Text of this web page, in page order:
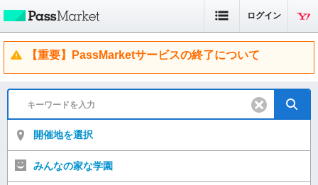
ログイン
【重要】PassMarketサービスの終了について
開催地を選択
みんなの家な学園